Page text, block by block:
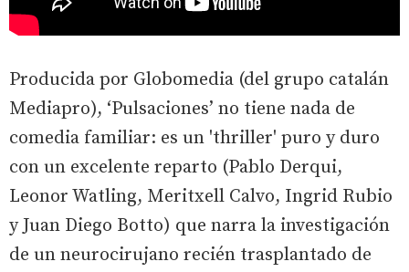
Producida por Globomedia (del grupo catalán
Mediapro), ‘Pulsaciones’ no tiene nada de
comedia familiar: es un 'thriller' puro y duro
con un excelente reparto (Pablo Derqui,
Leonor Watling, Meritxell Calvo, Ingrid Rubio
y Juan Diego Botto) que narra la investigación
de un neurocirujano recién trasplantado de